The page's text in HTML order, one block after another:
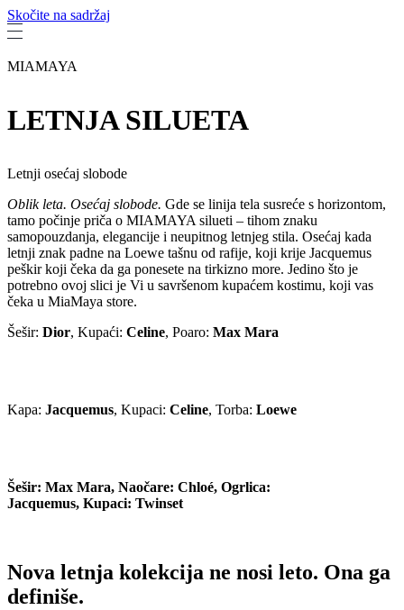
Skočite na sadržaj
MIAMAYA
LETNJA SILUETA
Letnji osećaj slobode
Oblik leta. Osećaj slobode. Gde se linija tela susreće s horizontom,
tamo počinje priča o MIAMAYA silueti – tihom znaku
samopouzdanja, elegancije i neupitnog letnjeg stila. Osećaj kada
letnji znak padne na Loewe tašnu od rafije, koji krije Jacquemus
peškir koji čeka da ga ponesete na tirkizno more. Jedino što je
potrebno ovoj slici je Vi u savršenom kupaćem kostimu, koji vas
čeka u MiaMaya store.
Šešir: Dior, Kupaći: Celine, Poaro: Max Mara
Kapa: Jacquemus, Kupaci: Celine, Torba: Loewe
Šešir: Max Mara, Naočare: Chloé, Ogrlica:
Jacquemus, Kupaci: Twinset
Nova letnja kolekcija ne nosi leto. Ona ga
definiše.